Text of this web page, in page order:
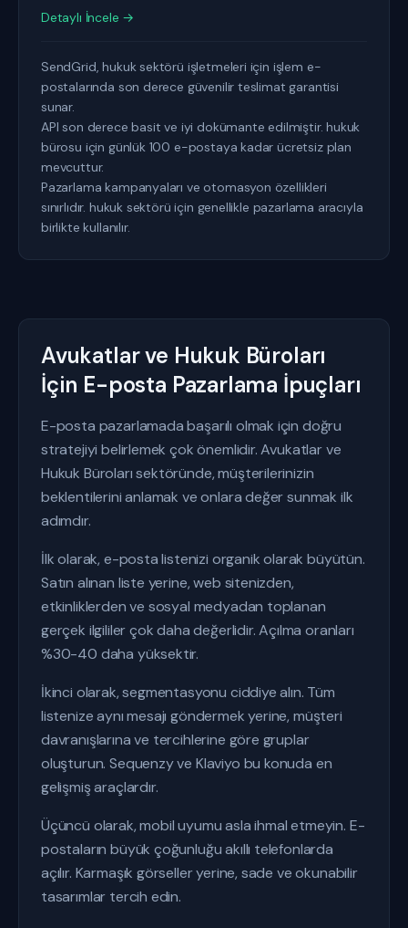
Detaylı İncele →
SendGrid, hukuk sektörü işletmeleri için işlem e-
postalarında son derece güvenilir teslimat garantisi
sunar.
API son derece basit ve iyi dokümante edilmiştir. hukuk
bürosu için günlük 100 e-postaya kadar ücretsiz plan
mevcuttur.
Pazarlama kampanyaları ve otomasyon özellikleri
sınırlıdır. hukuk sektörü için genellikle pazarlama aracıyla
birlikte kullanılır.
Avukatlar ve Hukuk Büroları
İçin E-posta Pazarlama İpuçları
E-posta pazarlamada başarılı olmak için doğru
stratejiyi belirlemek çok önemlidir. Avukatlar ve
Hukuk Büroları sektöründe, müşterilerinizin
beklentilerini anlamak ve onlara değer sunmak ilk
adımdır.
İlk olarak, e-posta listenizi organik olarak büyütün.
Satın alınan liste yerine, web sitenizden,
etkinliklerden ve sosyal medyadan toplanan
gerçek ilgililer çok daha değerlidir. Açılma oranları
%30-40 daha yüksektir.
İkinci olarak, segmentasyonu ciddiye alın. Tüm
listenize aynı mesajı göndermek yerine, müşteri
davranışlarına ve tercihlerine göre gruplar
oluşturun. Sequenzy ve Klaviyo bu konuda en
gelişmiş araçlardır.
Üçüncü olarak, mobil uyumu asla ihmal etmeyin. E-
postaların büyük çoğunluğu akıllı telefonlarda
açılır. Karmaşık görseller yerine, sade ve okunabilir
tasarımlar tercih edin.